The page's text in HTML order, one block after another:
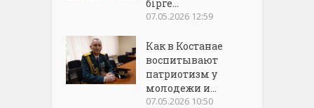
бірге...
07.05.2026 12:59
Как в Костанае
воспитывают
патриотизм у
молодежи и...
07.05.2026 10:50